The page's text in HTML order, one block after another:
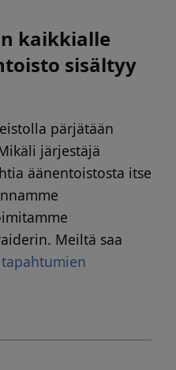
kaikkialle
sisältyy
pärjätään
järjestäjä
äänentoistosta itse
Meiltä saa